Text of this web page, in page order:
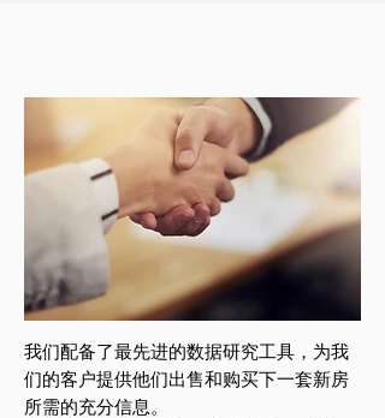
我们配备了最先进的数据研究工具，为我
们的客户提供他们出售和购买下一套新房
所需的充分信息。